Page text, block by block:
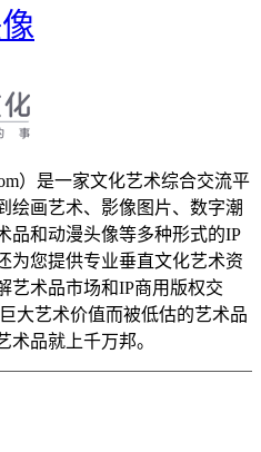
）是一家文化艺术综合交流平
绘画艺术、影像图片、数字潮
品和动漫头像等多种形式的IP
为您提供专业垂直文化艺术资
艺术品市场和IP商用版权交
大艺术价值而被低估的艺术品
术品就上千万邦。